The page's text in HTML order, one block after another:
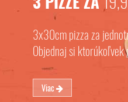
3x30cm pizza za
Objednaj si ktorúkoľvek
Viac